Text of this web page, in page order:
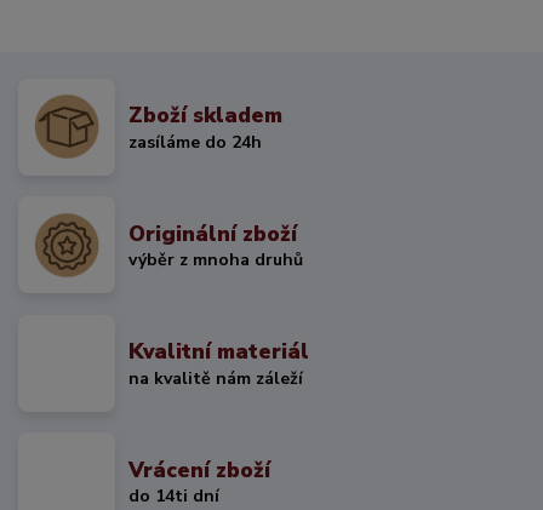
Zboží skladem
zasíláme do 24h
Originální zboží
výběr z mnoha druhů
Kvalitní materiál
na kvalitě nám záleží
Vrácení zboží
do 14ti dní